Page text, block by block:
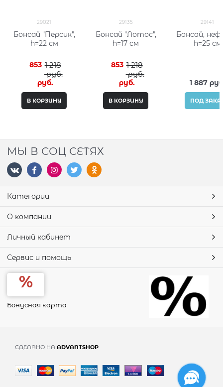
29021
Бонсай "Персик",
h=22 см
1 218
руб.
853
руб.
В КОРЗИНУ
29135
Бонсай "Лотос",
h=17 см
1 218
руб.
853
руб.
В КОРЗИНУ
29141
Бонсай,
h=25 см
1 887
ПОД
МЫ В СОЦ СЕТЯХ
Категории
О компании
Личный кабинет
Сервис и помощь
Бонусная карта
СДЕЛАНО НА ADVANTSHOP